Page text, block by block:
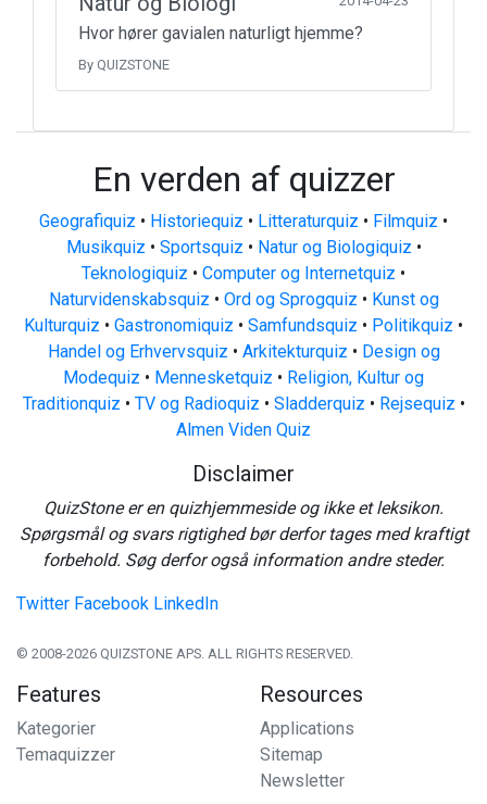
Hvor hører gavialen naturligt hjemme?
By QUIZSTONE
En verden af quizzer
Geografiquiz • Historiequiz • Litteraturquiz • Filmquiz •
Musikquiz • Sportsquiz • Natur og Biologiquiz •
Teknologiquiz • Computer og Internetquiz •
Naturvidenskabsquiz • Ord og Sprogquiz • Kunst og
Kulturquiz • Gastronomiquiz • Samfundsquiz • Politikquiz •
Handel og Erhvervsquiz • Arkitekturquiz • Design og
Modequiz • Mennesketquiz • Religion, Kultur og
Traditionquiz • TV og Radioquiz • Sladderquiz • Rejsequiz •
Almen Viden Quiz
Disclaimer
QuizStone er en quizhjemmeside og ikke et leksikon.
Spørgsmål og svars rigtighed bør derfor tages med kraftigt
forbehold. Søg derfor også information andre steder.
Twitter Facebook LinkedIn
© 2008-2026 QUIZSTONE APS. ALL RIGHTS RESERVED.
Features
Kategorier
Temaquizzer
Resources
Applications
Sitemap
Newsletter